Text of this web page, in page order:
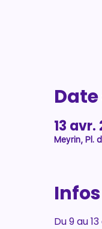
13 avr.
Meyrin, Pl.
Du 9 au